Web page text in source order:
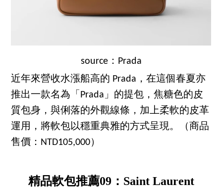
source：Prada
近年來營收水漲船高的 Prada，在這個春夏亦
推出一款名為「Prada」的提包，焦糖色的皮
質包身，與俐落的外觀線條，加上柔軟的皮革
運用，將軟包以穩重典雅的方式呈現。（商品
售價：NTD105,000）
精品軟包推薦09：Saint Laurent